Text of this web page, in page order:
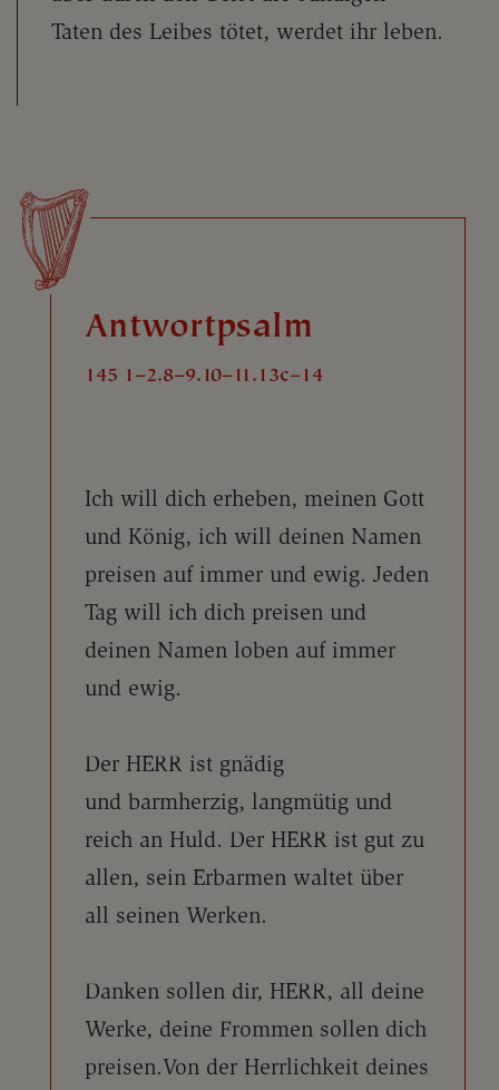
Taten des Leibes tötet, werdet ihr leben.
Antwortpsalm
145 1–2.8–9.10–11.13c–14
Ich will dich erheben, meinen Gott
und König, ich will deinen Namen
preisen auf immer und ewig. Jeden
Tag will ich dich preisen und
deinen Namen loben auf immer
und ewig.
Der HERR ist gnädig
und barmherzig, langmütig und
reich an Huld. Der HERR ist gut zu
allen, sein Erbarmen waltet über
all seinen Werken.
Danken sollen dir, HERR, all deine
Werke, deine Frommen sollen dich
preisen.Von der Herrlichkeit deines